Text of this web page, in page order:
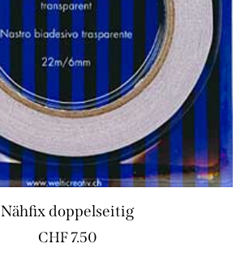
Nähfix doppelseitig
CHF7.50